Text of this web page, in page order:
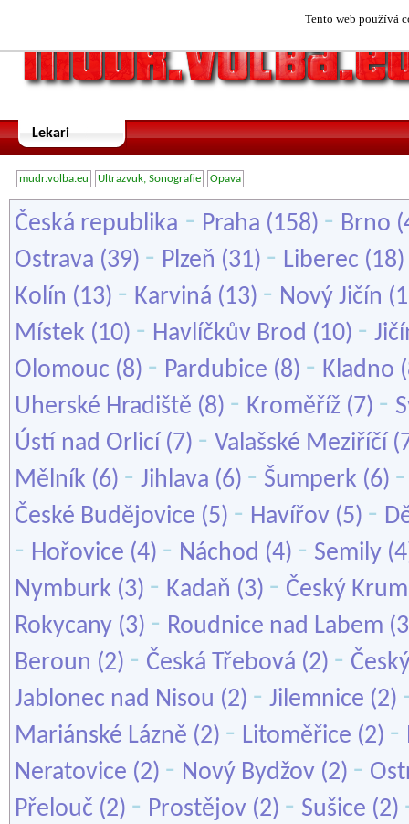
Tento web používá
Lekari
mudr.volba.eu Ultrazvuk, Sonografie Opava
Česká republika - Praha (158) - Brno
Ostrava (39) - Plzeň (31) - Liberec (18)
Kolín (13) - Karviná (13) - Nový Jičín
Místek (10) - Havlíčkův Brod (10) -
Olomouc (8) - Pardubice (8) - Kladno
Uherské Hradiště (8) - Kroměříž (7) -
Ústí nad Orlicí (7) - Valašské Meziříčí
Mělník (6) - Jihlava (6) - Šumperk (6)
České Budějovice (5) - Havířov (5) -
- Hořovice (4) - Náchod (4) - Semily
Nymburk (3) - Kadaň (3) - Český
Rokycany (3) - Roudnice nad Labem
Beroun (2) - Česká Třebová (2) -
Jablonec nad Nisou (2) - Jilemnice (2)
Mariánské Lázně (2) - Litoměřice (2) -
Neratovice (2) - Nový Bydžov (2) -
Přelouč (2) - Prostějov (2) - Sušice (2)